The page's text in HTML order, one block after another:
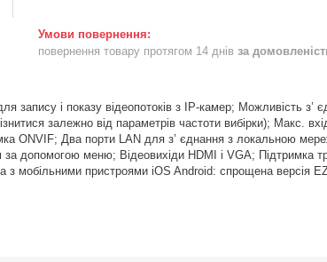
повернення товару протягом 14 днів за
запису і показу відеопотоків з IP-камер; Можливість
залежно від параметрів частоти вибірки); Макс.
ONVIF; Два порти LAN для з’ єднання з локальною
за допомогою меню; Відеовихіди HDMI і VGA; Підтримка
з мобільними пристроями iOS Android: спрощена версія